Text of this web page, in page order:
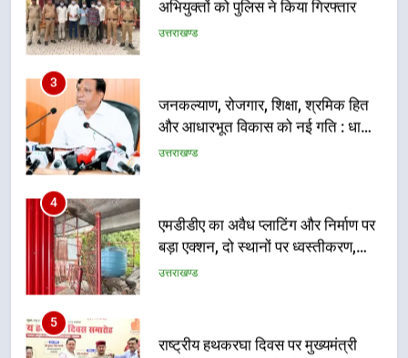
और आधारभूत विकास को नई गति : धामी
कैबिनेट के ऐतिहासिक फैसले
उत्तराखण्ड
4
एमडीडीए का अवैध प्लाटिंग और निर्माण पर
बड़ा एक्शन, दो स्थानों पर ध्वस्तीकरण,
मसूरी मार्ग पर अवैध निर्माण सील
उत्तराखण्ड
5
राष्ट्रीय हथकरघा दिवस पर मुख्यमंत्री
धामी ने उत्कृष्ट बुनकरों और हस्तशिल्प
कारीगरों को किया सम्मानित
उत्तराखण्ड
6
उत्तराखंड कांग्रेस में बड़ा संगठनात्मक